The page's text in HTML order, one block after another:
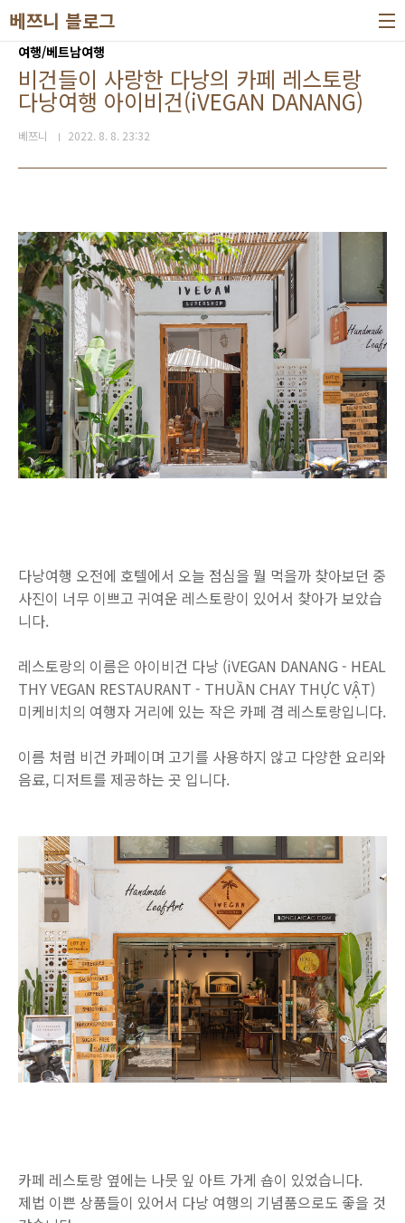
베쯔니 블로그
여행/베트남여행
비건들이 사랑한 다낭의 카페 레스토랑
다낭여행 아이비건(iVEGAN DANANG)
베쯔니 2022. 8. 8. 23:32
다낭여행 오전에 호텔에서 오늘 점심을 뭘 먹을까 찾아보던 중
사진이 너무 이쁘고 귀여운 레스토랑이 있어서 찾아가 보았습
니다.
레스토랑의 이름은 아이비건 다낭 (iVEGAN DANANG - HEAL
THY VEGAN RESTAURANT - THUẦN CHAY THỰC VẬT)
미케비치의 여행자 거리에 있는 작은 카페 겸 레스토랑입니다.
이름 처럼 비건 카페이며 고기를 사용하지 않고 다양한 요리와
음료, 디저트를 제공하는 곳 입니다.
카페 레스토랑 옆에는 나뭇 잎 아트 가게 숍이 있었습니다.
제법 이쁜 상품들이 있어서 다낭 여행의 기념품으로도 좋을 것